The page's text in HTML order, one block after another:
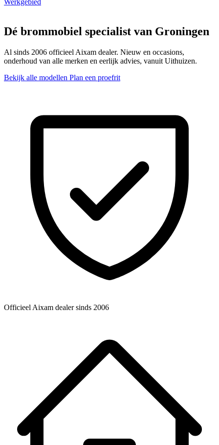
Werkgebied
Dé brommobiel specialist van Groningen
Al sinds 2006 officieel Aixam dealer. Nieuw en occasions,
onderhoud van alle merken en eerlijk advies, vanuit Uithuizen.
Bekijk alle modellen Plan een proefrit
Officieel Aixam dealersinds 2006